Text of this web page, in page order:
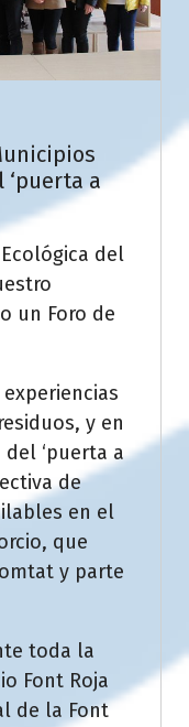
a
del
un Foro de
y en
‘puerta a
de
en el
que
y parte
toda la
Font Roja
de la Font